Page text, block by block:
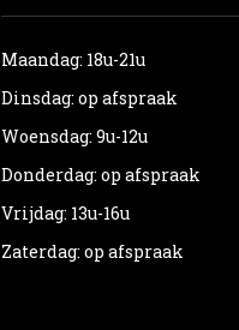
Maandag: 18u-21u
Dinsdag: op afspraak
Woensdag: 9u-12u
Donderdag: op afspraak
Vrijdag: 13u-16u
Zaterdag: op afspraak